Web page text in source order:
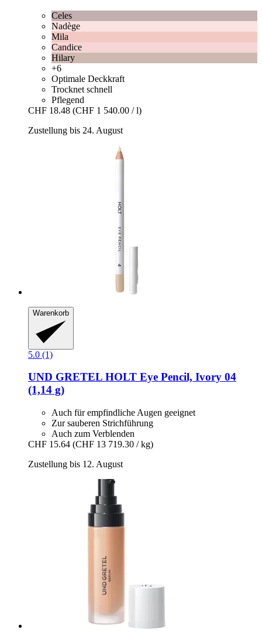
Celes
Nadège
Mila
Candice
Hilary
+6
Optimale Deckkraft
Trocknet schnell
Pflegend
CHF 18.48 (CHF 1 540.00 / l)
Zustellung bis 24. August
Warenkorb
5.0 (1)
UND GRETEL HOLT Eye Pencil, Ivory 04
(1,14 g)
Auch für empfindliche Augen geeignet
Zur sauberen Strichführung
Auch zum Verblenden
CHF 15.64 (CHF 13 719.30 / kg)
Zustellung bis 12. August